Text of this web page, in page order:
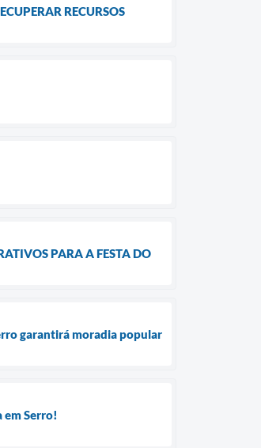
RECURSOS
PARA A FESTA DO
garantirá moradia popular
em Serro!